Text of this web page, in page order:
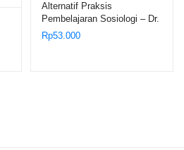
Alternatif Praksis
Pembelajaran Sosiologi – Dr.
Erianjoni, M.Si.
Rp53.000